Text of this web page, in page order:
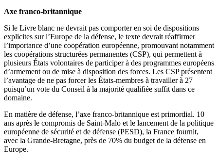
Axe franco-britannique
Si le Livre blanc ne devrait pas comporter en soi de dispositions
explicites sur l’Europe de la défense, le texte devrait réaffirmer
l’importance d’une coopération européenne, promouvant notamment
les coopérations structurées permanentes (CSP), qui permettent à
plusieurs États volontaires de participer à des programmes européens
d’armement ou de mise à disposition des forces. Les CSP présentent
l’avantage de ne pas forcer les États-membres à travailler à 27
puisqu’un vote du Conseil à la majorité qualifiée suffit dans ce
domaine.
En matière de défense, l’axe franco-britannique est primordial. 10
ans après le compromis de Saint-Malo et le lancement de la politique
européenne de sécurité et de défense (PESD), la France fournit,
avec la Grande-Bretagne, près de 70% du budget de la défense en
Europe.